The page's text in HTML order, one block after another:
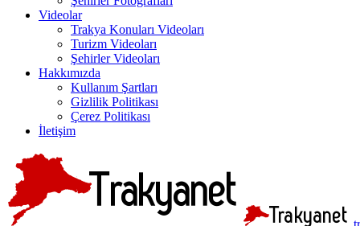
Videolar
Trakya Konuları Videoları
Turizm Videoları
Şehirler Videoları
Hakkımızda
Kullanım Şartları
Gizlilik Politikası
Çerez Politikası
İletişim